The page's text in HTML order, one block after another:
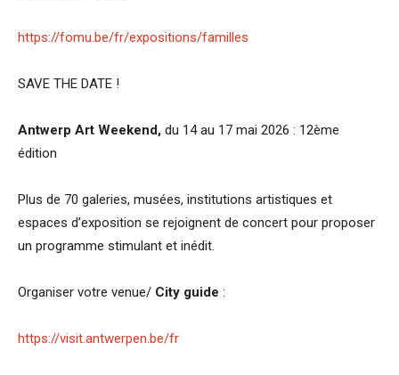
https://fomu.be/fr/expositions/familles
SAVE THE DATE !
Antwerp Art Weekend, du 14 au 17 mai 2026 : 12ème
édition
Plus de 70 galeries, musées, institutions artistiques et
espaces d’exposition se rejoignent de concert pour proposer
un programme stimulant et inédit.
Organiser votre venue/ City guide :
https://visit.antwerpen.be/fr